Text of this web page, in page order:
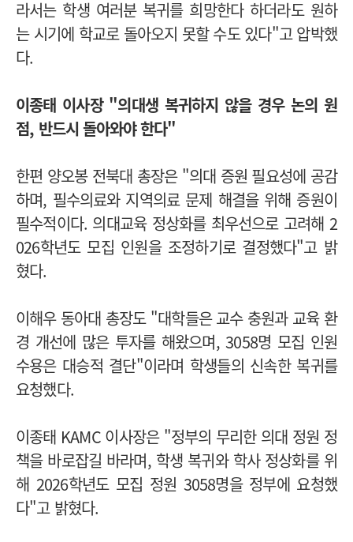
라서는 학생 여러분 복귀를 희망한다 하더라도 원하
는 시기에 학교로 돌아오지 못할 수도 있다"고 압박했
다.
이종태 이사장 "의대생 복귀하지 않을 경우 논의 원
점, 반드시돌아와야 한다"
한편 양오봉 전북대 총장은 "의대 증원 필요성에 공감
하며, 필수의료와 지역의료 문제 해결을 위해 증원이
필수적이다. 의대교육 정상화를 최우선으로 고려해 2
026학년도 모집 인원을 조정하기로 결정했다"고 밝
혔다.
이해우 동아대 총장도 "대학들은 교수 충원과 교육 환
경 개선에 많은 투자를 해왔으며, 3058명 모집 인원
수용은 대승적 결단"이라며 학생들의 신속한 복귀를
요청했다.
이종태 KAMC 이사장은 "정부의 무리한 의대 정원 정
책을 바로잡길 바라며, 학생 복귀와 학사 정상화를 위
해 2026학년도 모집 정원 3058명을 정부에 요청했
다"고 밝혔다.